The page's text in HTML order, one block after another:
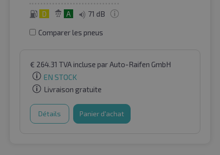
D A 71 dB
Comparer les pneus
€ 264.31 TVA incluse par Auto-Raifen GmbH
EN STOCK
Livraison gratuite
Détails Panier d'achat